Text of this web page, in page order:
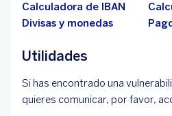
Calculadora de IBAN
Divisas y monedas
Utilidades
Si has encontrado una
quieres comunicar, por favor,